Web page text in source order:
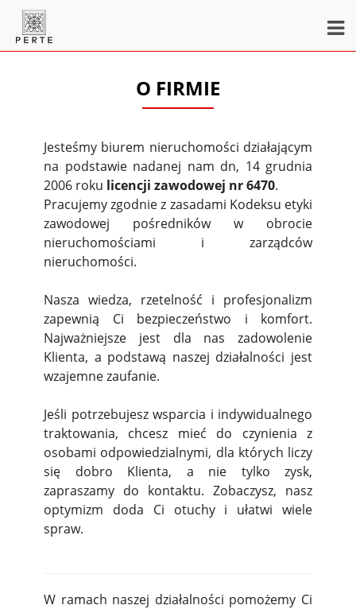
O FIRMIE
Jesteśmy biurem nieruchomości działającym
na podstawie nadanej nam dn, 14 grudnia
2006 roku licencji zawodowej nr 6470.
Pracujemy zgodnie z zasadami Kodeksu etyki
zawodowej pośredników w obrocie
nieruchomościami i zarządców
nieruchomości.
Nasza wiedza, rzetelność i profesjonalizm
zapewnią Ci bezpieczeństwo i komfort.
Najważniejsze jest dla nas zadowolenie
Klienta, a podstawą naszej działalności jest
wzajemne zaufanie.
Jeśli potrzebujesz wsparcia i indywidualnego
traktowania, chcesz mieć do czynienia z
osobami odpowiedzialnymi, dla których liczy
się dobro Klienta, a nie tylko zysk,
zapraszamy do kontaktu. Zobaczysz, nasz
optymizm doda Ci otuchy i ułatwi wiele
spraw.
W ramach naszej działalności pomożemy Ci